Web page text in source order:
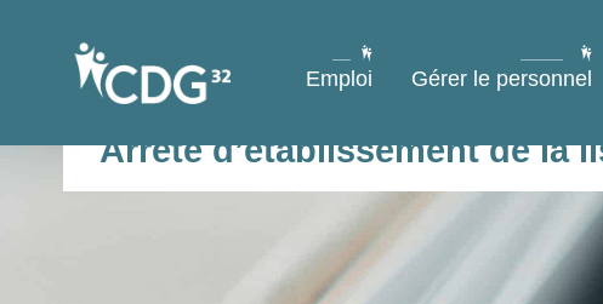
Emploi Gérer le personnel
Arrêté d’établissement de la